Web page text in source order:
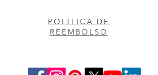
POLITICA DE
REEMBOLSO